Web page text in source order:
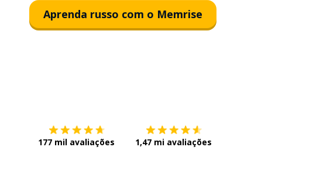
Aprenda russo com o Memrise
177 mil avaliações 1,47 mi avaliações